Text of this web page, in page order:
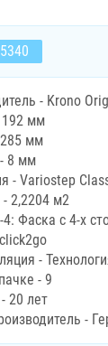
5340
- Krono
мм
мм
8 мм
- Variostep
2,2204 м2
Фаска с 4-х
-
- 9
20 лет
-